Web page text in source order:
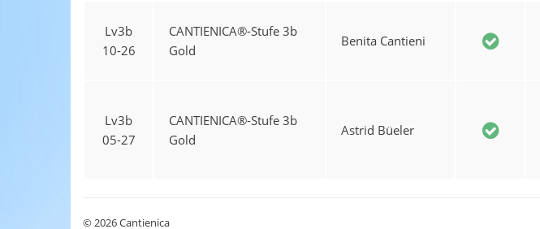
Lv3b
10-26
CANTIENICA®-Stufe 3b
Gold
Benita Cantieni
Lv3b
05-27
CANTIENICA®-Stufe 3b
Gold
Astrid Büeler
© 2026 Cantienica